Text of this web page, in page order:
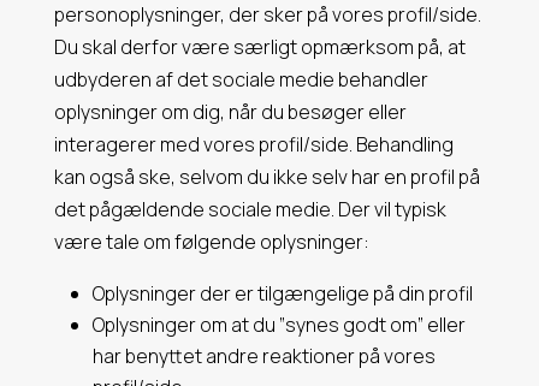
personoplysninger, der sker på vores profil/side.
Du skal derfor være særligt opmærksom på, at
udbyderen af det sociale medie behandler
oplysninger om dig, når du besøger eller
interagerer med vores profil/side. Behandling
kan også ske, selvom du ikke selv har en profil på
det pågældende sociale medie. Der vil typisk
være tale om følgende oplysninger:
Oplysninger der er tilgængelige på din profil
Oplysninger om at du ”synes godt om” eller
har benyttet andre reaktioner på vores